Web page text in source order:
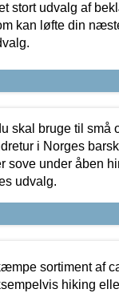
stort udvalg af
kan løfte din
skal bruge til små
i Norges
sove under åben
udvalg.
sortiment af
hiking